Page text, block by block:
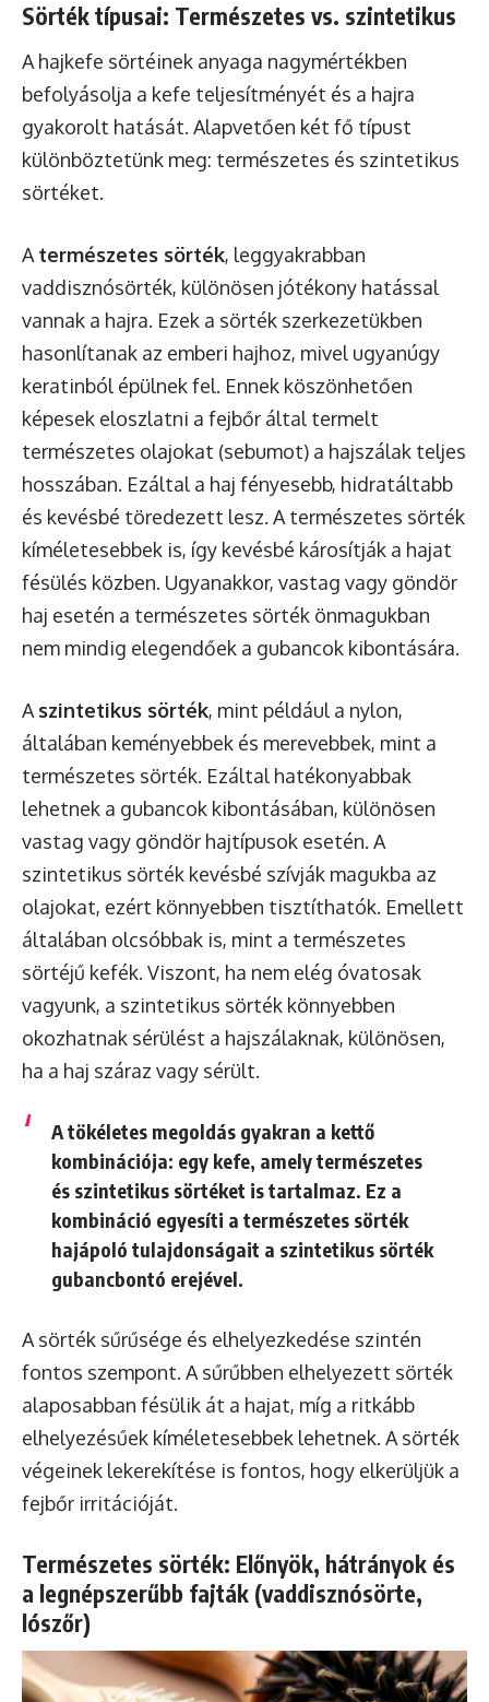
Sörték típusai: Természetes vs. szintetikus
A hajkefe sörtéinek anyaga nagymértékben
befolyásolja a kefe teljesítményét és a hajra
gyakorolt hatását. Alapvetően két fő típust
különböztetünk meg: természetes és szintetikus
sörtéket.
A természetes sörték, leggyakrabban
vaddisznósörték, különösen jótékony hatással
vannak a hajra. Ezek a sörték szerkezetükben
hasonlítanak az emberi hajhoz, mivel ugyanúgy
keratinból épülnek fel. Ennek köszönhetően
képesek eloszlatni a fejbőr által termelt
természetes olajokat (sebumot) a hajszálak teljes
hosszában. Ezáltal a haj fényesebb, hidratáltabb
és kevésbé töredezett lesz. A természetes sörték
kíméletesebbek is, így kevésbé károsítják a hajat
fésülés közben. Ugyanakkor, vastag vagy göndör
haj esetén a természetes sörték önmagukban
nem mindig elegendőek a gubancok kibontására.
A szintetikus sörték, mint például a nylon,
általában keményebbek és merevebbek, mint a
természetes sörték. Ezáltal hatékonyabbak
lehetnek a gubancok kibontásában, különösen
vastag vagy göndör hajtípusok esetén. A
szintetikus sörték kevésbé szívják magukba az
olajokat, ezért könnyebben tisztíthatók. Emellett
általában olcsóbbak is, mint a természetes
sörtéjű kefék. Viszont, ha nem elég óvatosak
vagyunk, a szintetikus sörték könnyebben
okozhatnak sérülést a hajszálaknak, különösen,
ha a haj száraz vagy sérült.
A tökéletes megoldás gyakran a kettő
kombinációja: egy kefe, amely természetes
és szintetikus sörtéket is tartalmaz. Ez a
kombináció egyesíti a természetes sörték
hajápoló tulajdonságait a szintetikus sörték
gubancbontó erejével.
A sörték sűrűsége és elhelyezkedése szintén
fontos szempont. A sűrűbben elhelyezett sörték
alaposabban fésülik át a hajat, míg a ritkább
elhelyezésűek kíméletesebbek lehetnek. A sörték
végeinek lekerekítése is fontos, hogy elkerüljük a
fejbőr irritációját.
Természetes sörték: Előnyök, hátrányok és
a legnépszerűbb fajták (vaddisznósörte,
lószőr)